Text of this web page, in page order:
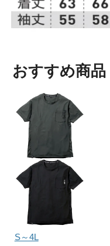
おすすめ商品
S～4L